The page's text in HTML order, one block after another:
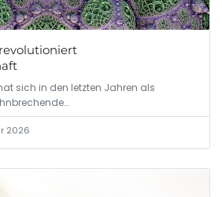
sich in den letzten Jahren als
2026